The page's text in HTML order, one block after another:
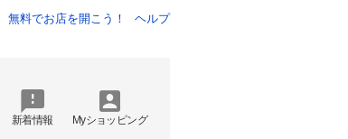
無料でお店を開こう！
ヘルプ
新着情報 Myショッピング